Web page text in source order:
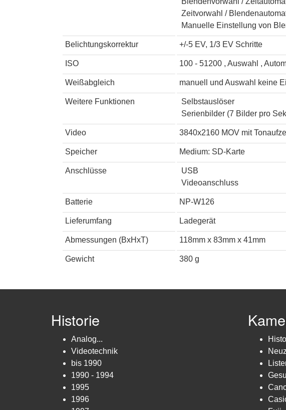
Zeitvorwahl /
Manuelle Einstellung von
Belichtungskorrektur +/-5 EV, 1/3 EV Schritte
ISO 100 - 51200 , Auswahl ,
Weißabgleich manuell und Auswahl keine
Weitere Funktionen
Selbstauslöser
Serienbilder (7 Bilder pro
Video 3840x2160 MOV mit
Speicher Medium: SD-Karte
Anschlüsse
USB
Videoanschluss
Batterie NP-W126
Lieferumfang Ladegerät
Abmessungen (BxHxT) 118mm x 83mm x 41mm
Gewicht 380 g
Historie
Analog...
Videotechnik
bis 1990
1990 - 1994
1995
1996